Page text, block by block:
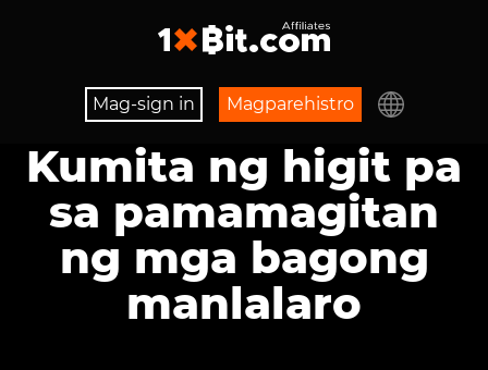
Mag-sign in Magparehistro
Kumita ng higit pa
sa pamamagitan
ng mga bagong
manlalaro